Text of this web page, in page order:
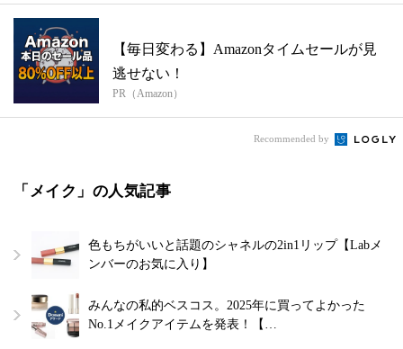
【毎日変わる】Amazonタイムセールが見
逃せない！
PR（Amazon）
Recommended by
「メイク」の人気記事
色もちがいいと話題のシャネルの2in1リップ【Labメ
ンバーのお気に入り】
みんなの私的ベスコス。2025年に買ってよかった
No.1メイクアイテムを発表！【…